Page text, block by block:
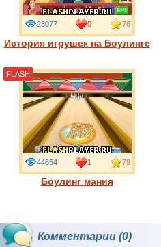
История игрушек на Боулинге
23077 0 76
Боулинг мания
44654 1 79
FLASH
Комментарии (0)